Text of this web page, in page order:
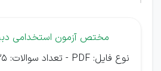
مختص آزمون استخدامی